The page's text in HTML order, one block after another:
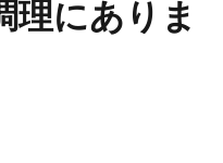
理にありま